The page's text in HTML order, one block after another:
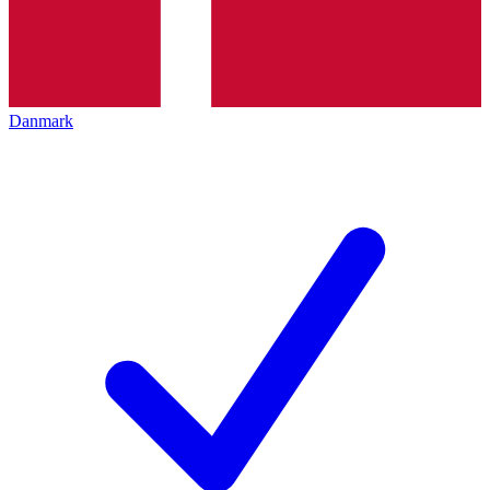
Danmark